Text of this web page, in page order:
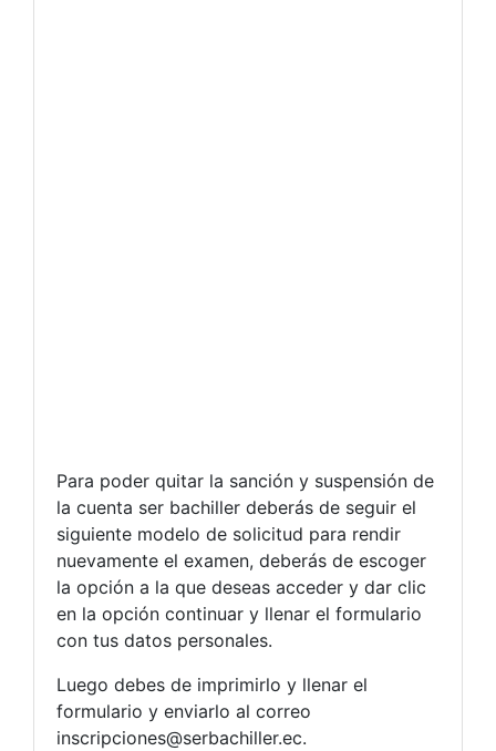
Para poder quitar la sanción y suspensión de
la cuenta ser bachiller deberás de seguir el
siguiente modelo de solicitud para rendir
nuevamente el examen, deberás de escoger
la opción a la que deseas acceder y dar clic
en la opción continuar y llenar el formulario
con tus datos personales.
Luego debes de imprimirlo y llenar el
formulario y enviarlo al correo
inscripciones@serbachiller.ec.